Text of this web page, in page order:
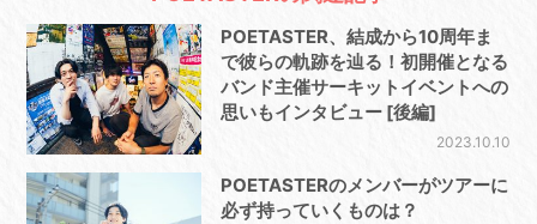
POETASTER、結成から10周年ま
で彼らの軌跡を辿る！初開催となる
バンド主催サーキットイベントへの
思いもインタビュー [後編]
2023.10.10
POETASTERのメンバーがツアーに
必ず持っていくものは？